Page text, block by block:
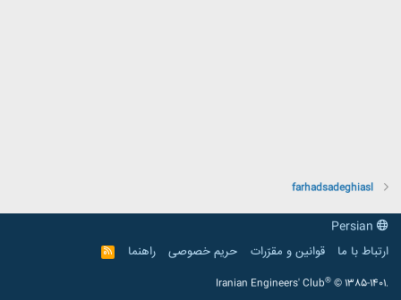
farhadsadeghiasl
ارتباط با ما
قوانین و مقرّرات حریم خصوصی راهنما
R
S
Iranian Engineers' Club® © 1385-1401.